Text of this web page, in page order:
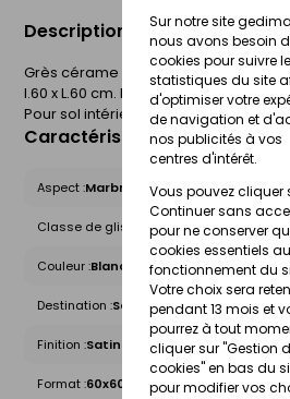
Sur notre site
nous avons besoin
cookies pour suivre
statistiques du site
d'optimiser votre
de navigation et
nos publicités à vos
centres d'intérêt.
Vous pouvez cliquer
Continuer sans
pour ne conserver
cookies essentiels au
fonctionnement du
Votre choix sera
pendant 13 mois et
pourrez à tout
cliquer sur "Gestion
cookies" en bas du
pour modifier vos
Description du produit
Grès cérame coloré dans la masse.
l.60 x L.60 cm. Epaisseur 10 mm. Boîte
Pour sol intérieur.
Caractéristiques du produit
Aspect :Marbre
Classe de glissance (R) :R9
Couleur :Blanc
Destination :Sol intérieur
Finition :Satin
Format :60x60